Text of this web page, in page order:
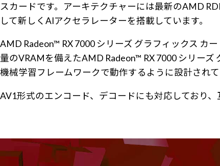
スカードです。アーキテクチャーには最新のAMD
して新しくAIアクセラレーターを搭載しています。
AMD Radeon™ RX 7000 シリーズ グラフィックス カ
量のVRAMを備えたAMD Radeon™ RX 7000 シリー
機械学習フレームワークで動作するように設計されて
AV1形式のエンコード、デコードにも対応しており